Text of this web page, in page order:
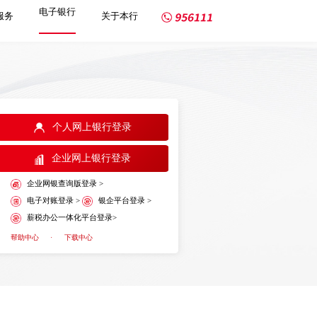
务 电子银行 关于本行
个人网上银行登录
企业网上银行登录
企业网银查询版登录 >
电子对账登录 > 银企平台登录 >
薪税办公一体化平台登录>
帮助中心 · 下载中心